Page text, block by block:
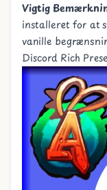
Vigtig
installeret for at
vanille
Discord Rich